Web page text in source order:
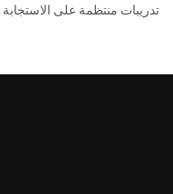
تدريبات منتظمة على